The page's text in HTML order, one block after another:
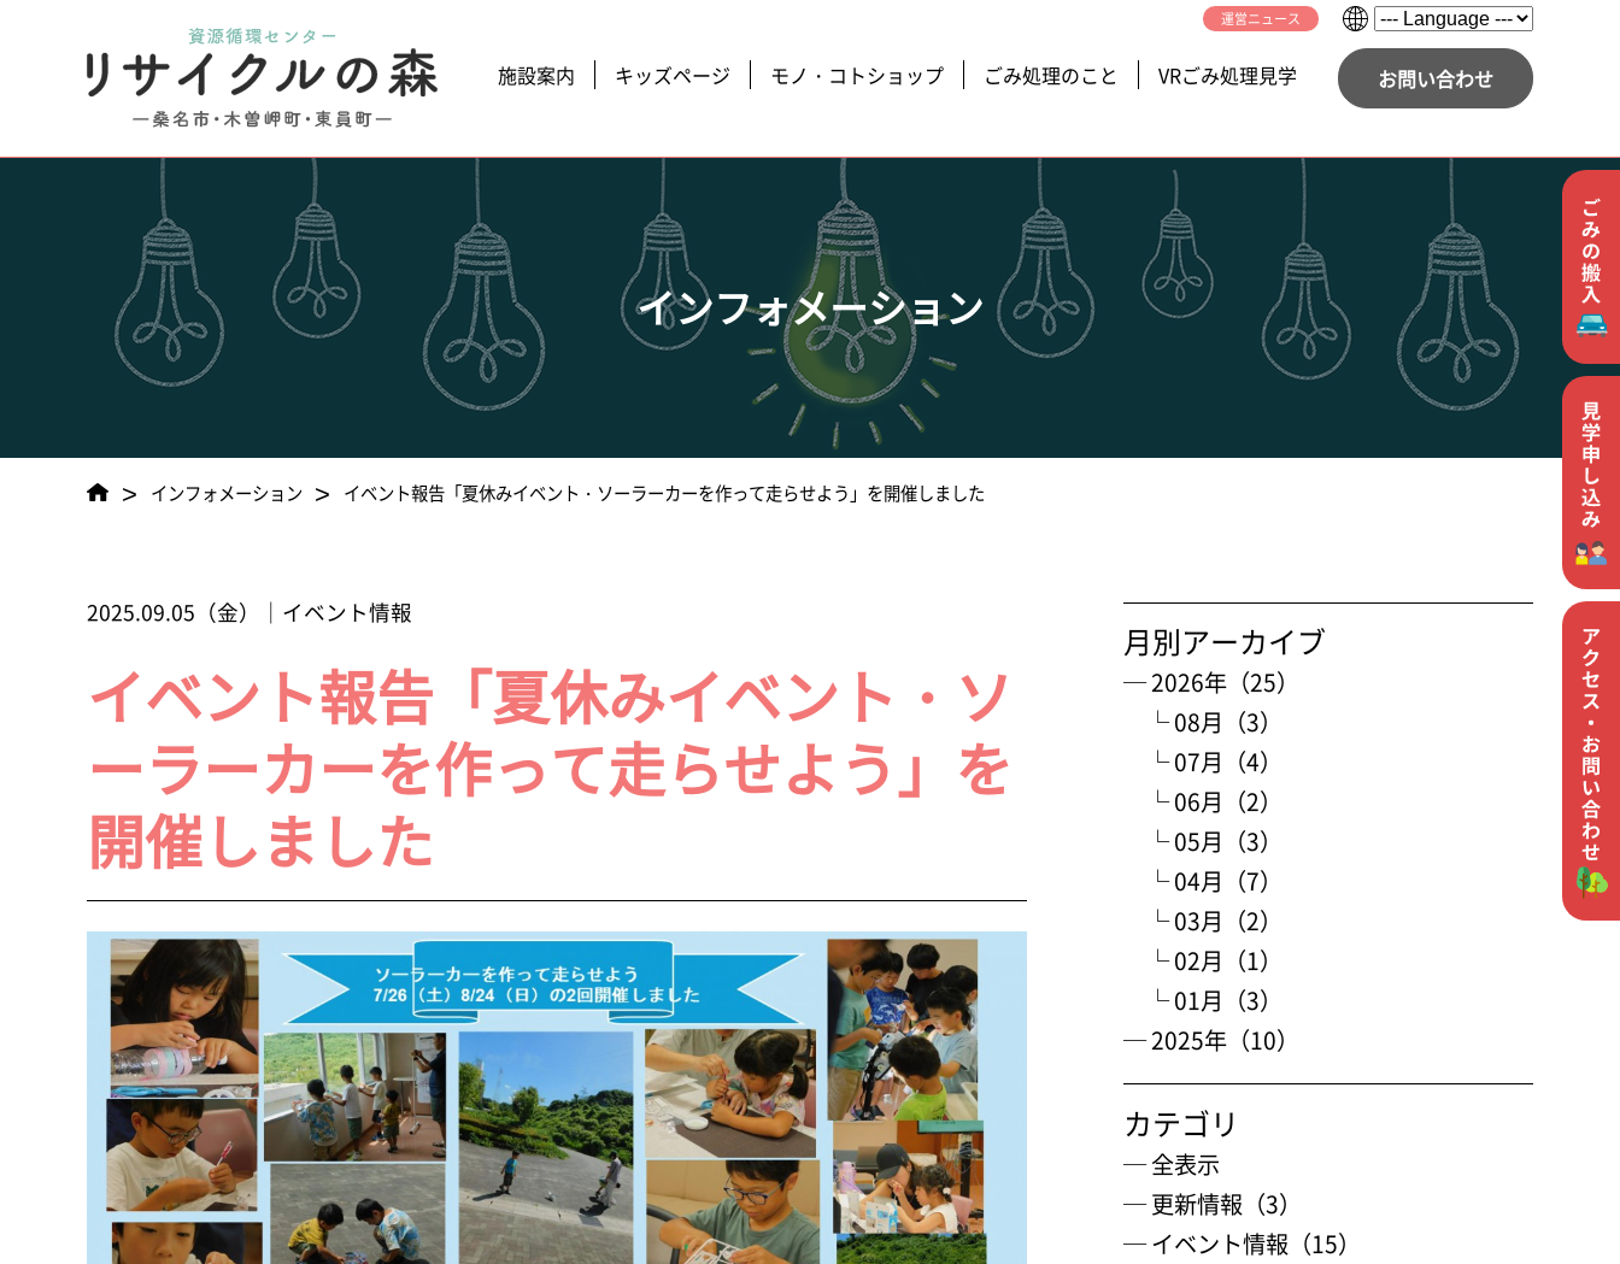
運営ニュース
施設案内 キッズページ モノ・コトショップ ごみ処理のこと VRごみ処理見学 お問い合わせ
インフォメーション
> インフォメーション > イベント報告「夏休みイベント・ソーラーカーを作って走らせよう」を開催しました
2025.09.05（金）｜イベント情報
イベント報告「夏休みイベント・ソ
ーラーカーを作って走らせよう」を
開催しました
月別アーカイブ
─ 2026年（25）
└ 08月（3）
└ 07月（4）
└ 06月（2）
└ 05月（3）
└ 04月（7）
└ 03月（2）
└ 02月（1）
└ 01月（3）
─ 2025年（10）
カテゴリ
─ 全表示
─ 更新情報（3）
─ イベント情報（15）